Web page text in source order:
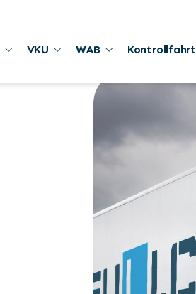
VKU WAB Kontrollfahrt